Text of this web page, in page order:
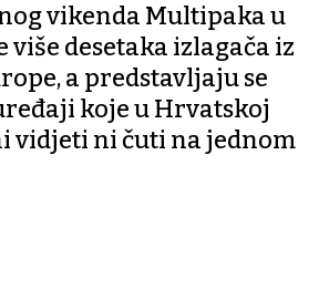
vikenda Multipaka u
više desetaka izlagača iz
a predstavljaju se
koje u Hrvatskoj
vidjeti ni čuti na jednom